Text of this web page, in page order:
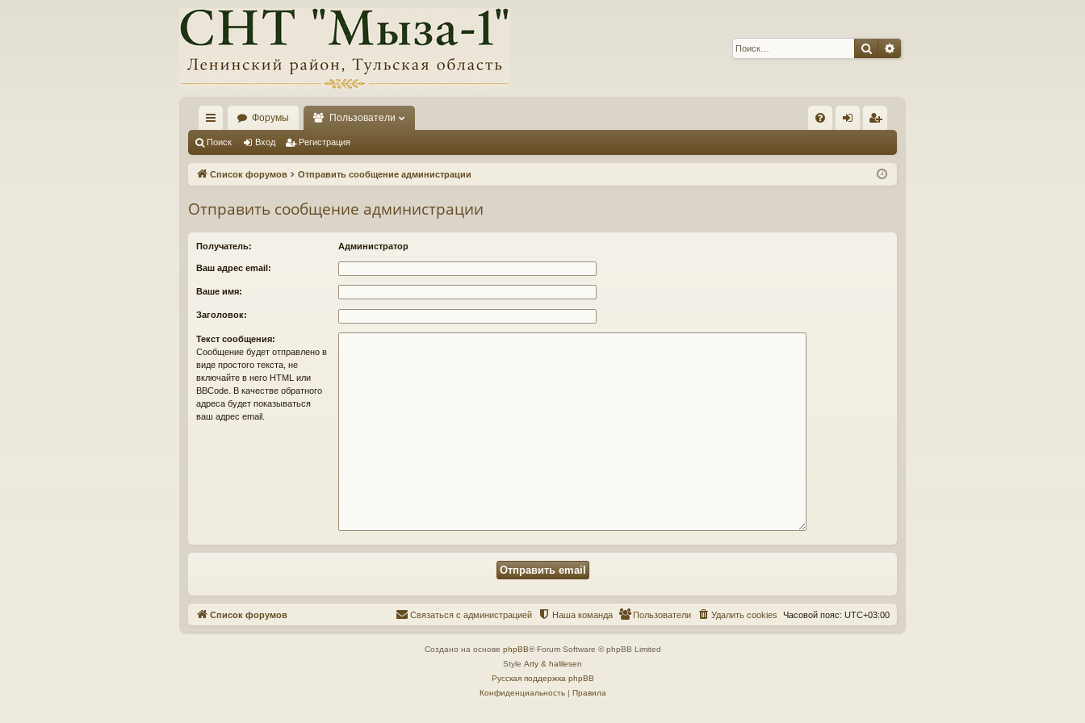
ПоискРасширенный поиск
с
ы
и
Форумы Пользователи
Q д ис
Поиск Вход Регистрация
Список форумов Отправить сообщение администрации
Отправить сообщение администрации
Получатель: Администратор
Ваш адрес email:
Ваше имя:
Заголовок:
Текст сообщения:
Сообщение будет отправлено в
виде простого текста, не
включайте в него HTML или
BBCode. В качестве обратного
адреса будет показываться
ваш адрес email.
Список форумов Часовой пояс: UTC+03:00
Удалить cookies
Пользователи
Наша команда
Связаться с администрацией
Создано на основе phpBB® Forum Software © phpBB Limited
Style Arty & halilesen
Русская поддержка phpBB
Конфиденциальность| Правила